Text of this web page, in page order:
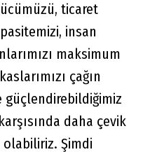
ticaret
insan
maksimum
çağın
daha çevik
olabiliriz. Şimdi